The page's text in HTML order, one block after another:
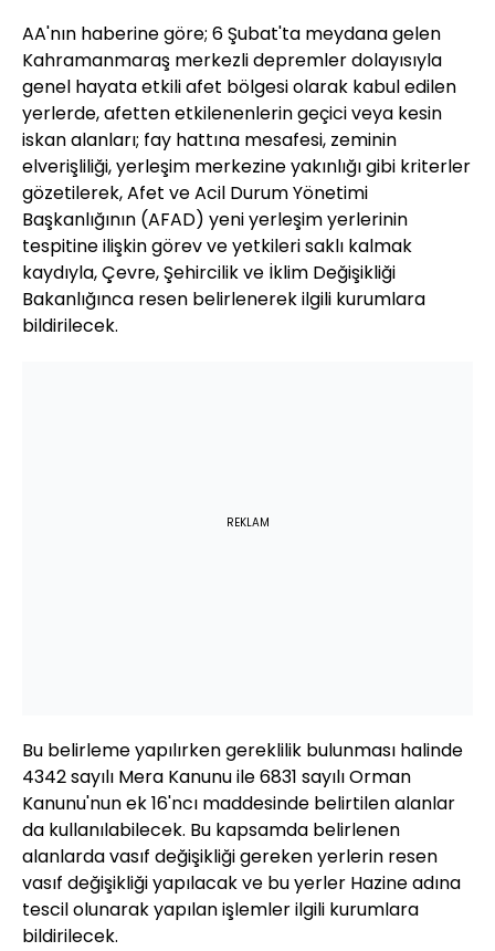
AA'nın haberine göre; 6 Şubat'ta meydana gelen
Kahramanmaraş merkezli depremler dolayısıyla
genel hayata etkili afet bölgesi olarak kabul edilen
yerlerde, afetten etkilenenlerin geçici veya kesin
iskan alanları; fay hattına mesafesi, zeminin
elverişliliği, yerleşim merkezine yakınlığı gibi kriterler
gözetilerek, Afet ve Acil Durum Yönetimi
Başkanlığının (AFAD) yeni yerleşim yerlerinin
tespitine ilişkin görev ve yetkileri saklı kalmak
kaydıyla, Çevre, Şehircilik ve İklim Değişikliği
Bakanlığınca resen belirlenerek ilgili kurumlara
bildirilecek.
REKLAM
Bu belirleme yapılırken gereklilik bulunması halinde
4342 sayılı Mera Kanunu ile 6831 sayılı Orman
Kanunu'nun ek 16'ncı maddesinde belirtilen alanlar
da kullanılabilecek. Bu kapsamda belirlenen
alanlarda vasıf değişikliği gereken yerlerin resen
vasıf değişikliği yapılacak ve bu yerler Hazine adına
tescil olunarak yapılan işlemler ilgili kurumlara
bildirilecek.